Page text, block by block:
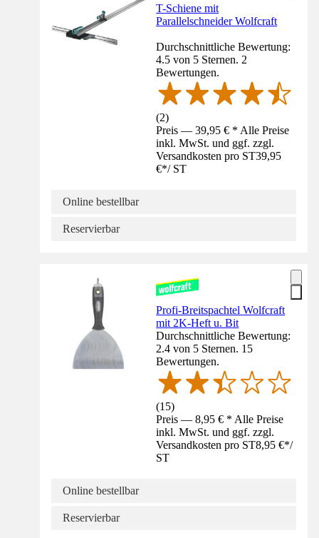
T-Schiene mit
Parallelschneider Wolfcraft
Durchschnittliche Bewertung:
4.5 von 5 Sternen. 2
Bewertungen.
(2)
Preis — 39,95 € * Alle Preise
inkl. MwSt. und ggf. zzgl.
Versandkosten pro ST39,95
€*/ ST
Online bestellbar
Reservierbar
Profi-Breitspachtel Wolfcraft
mit 2K-Heft u. Bit
Durchschnittliche Bewertung:
2.4 von 5 Sternen. 15
Bewertungen.
(15)
Preis — 8,95 € * Alle Preise
inkl. MwSt. und ggf. zzgl.
Versandkosten pro ST8,95 €*/
ST
Online bestellbar
Reservierbar